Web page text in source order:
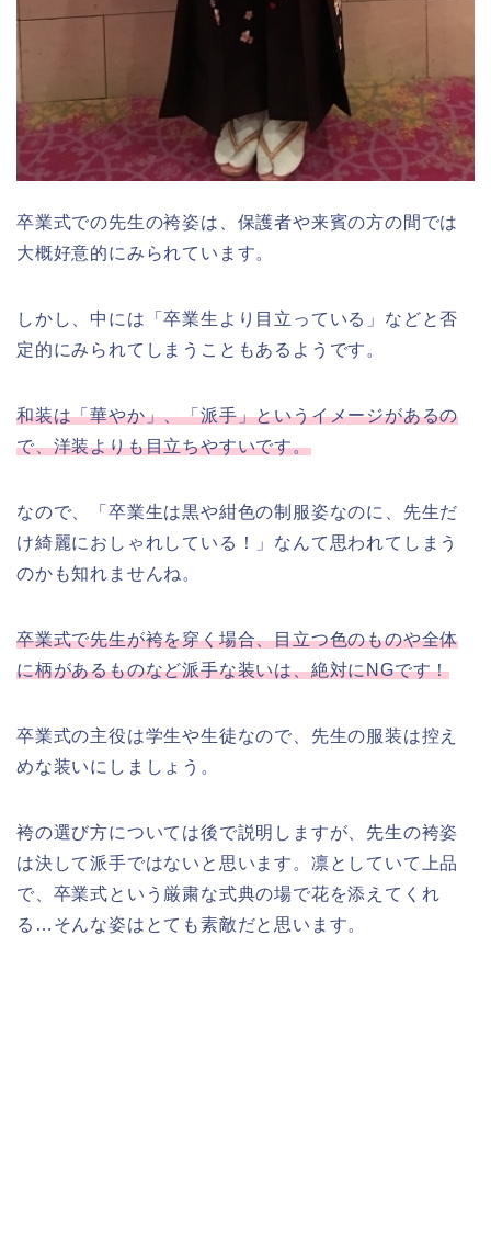
卒業式での先生の袴姿は、保護者や来賓の方の間では
大概好意的にみられています。
しかし、中には「卒業生より目立っている」などと否
定的にみられてしまうこともあるようです。
和装は「華やか」、「派手」というイメージがあるの
で、洋装よりも目立ちやすいです。
なので、「卒業生は黒や紺色の制服姿なのに、先生だ
け綺麗におしゃれしている！」なんて思われてしまう
のかも知れませんね。
卒業式で先生が袴を穿く場合、目立つ色のものや全体
に柄があるものなど派手な装いは、絶対にNGです！
卒業式の主役は学生や生徒なので、先生の服装は控え
めな装いにしましょう。
袴の選び方については後で説明しますが、先生の袴姿
は決して派手ではないと思います。凛としていて上品
で、卒業式という厳粛な式典の場で花を添えてくれ
る…そんな姿はとても素敵だと思います。